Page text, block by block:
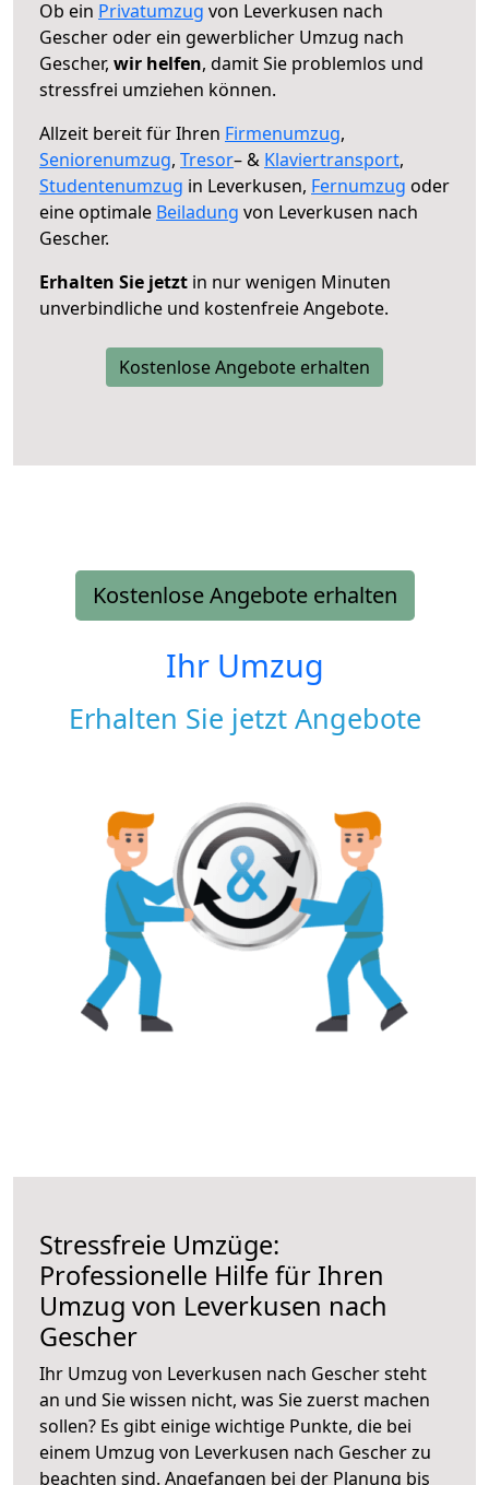
Ob ein Privatumzug von Leverkusen nach
Gescher oder ein gewerblicher Umzug nach
Gescher, wir helfen, damit Sie problemlos und
stressfrei umziehen können.
Allzeit bereit für Ihren Firmenumzug,
Seniorenumzug, Tresor– & Klaviertransport,
Studentenumzug in Leverkusen, Fernumzug oder
eine optimale Beiladung von Leverkusen nach
Gescher.
Erhalten Sie jetzt in nur wenigen Minuten
unverbindliche und kostenfreie Angebote.
Kostenlose Angebote erhalten
Kostenlose Angebote erhalten
Ihr Umzug
Erhalten Sie jetzt Angebote
Stressfreie Umzüge:
Professionelle Hilfe für Ihren
Umzug von Leverkusen nach
Gescher
Ihr Umzug von Leverkusen nach Gescher steht
an und Sie wissen nicht, was Sie zuerst machen
sollen? Es gibt einige wichtige Punkte, die bei
einem Umzug von Leverkusen nach Gescher zu
beachten sind. Angefangen bei der Planung bis